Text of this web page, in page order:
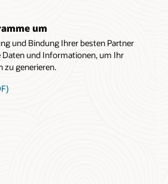
um
und Bindung Ihrer besten Partner
Daten und Informationen, um Ihr
zu generieren.